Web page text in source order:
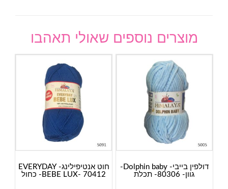
מוצרים נוספים שאולי תאהבו
דולפין בייבי- Dolphin baby-
גוון- 80306- תכלת
חוט אנטיפילינג- EVERYDAY
BEBE LUX- 70412- כחול